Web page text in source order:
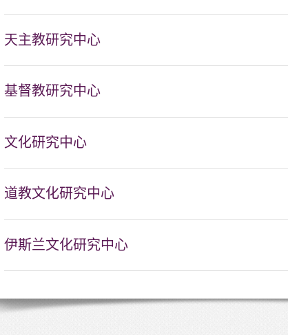
天主教研究中心
基督教研究中心
文化研究中心
道教文化研究中心
伊斯兰文化研究中心